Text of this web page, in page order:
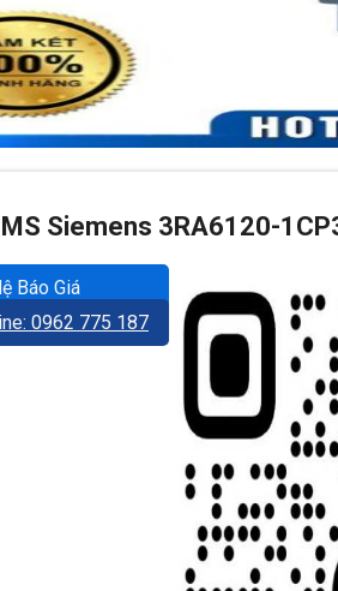
Siemens 3RA6120-
Báo Giá
0962 775 187